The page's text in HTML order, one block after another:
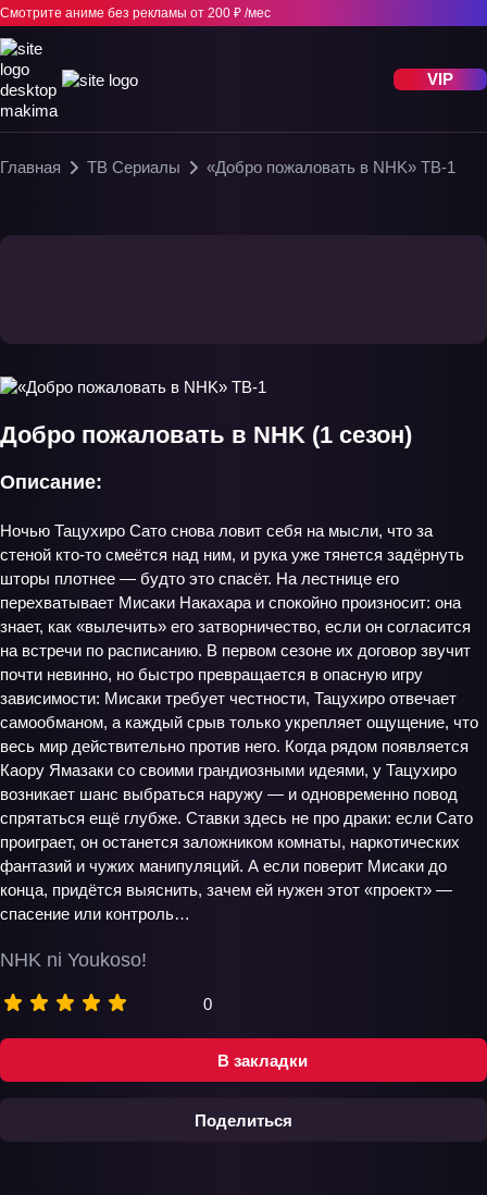
Смотрите аниме без рекламы от 200 ₽ /мес
VIP
Главная ТВ Сериалы «Добро пожаловать в NHK» ТВ-1
В закладки
Поделиться
Добро пожаловать в NHK (1 сезон)
NHK ni Youkoso!
0
Описание:
Ночью Тацухиро Сато снова ловит себя на мысли, что за
стеной кто‑то смеётся над ним, и рука уже тянется задёрнуть
шторы плотнее — будто это спасёт. На лестнице его
перехватывает Мисаки Накахара и спокойно произносит: она
знает, как «вылечить» его затворничество, если он согласится
на встречи по расписанию. В первом сезоне их договор звучит
почти невинно, но быстро превращается в опасную игру
зависимости: Мисаки требует честности, Тацухиро отвечает
самообманом, а каждый срыв только укрепляет ощущение, что
весь мир действительно против него. Когда рядом появляется
Каору Ямазаки со своими грандиозными идеями, у Тацухиро
возникает шанс выбраться наружу — и одновременно повод
спрятаться ещё глубже. Ставки здесь не про драки: если Сато
проиграет, он останется заложником комнаты, наркотических
фантазий и чужих манипуляций. А если поверит Мисаки до
конца, придётся выяснить, зачем ей нужен этот «проект» —
спасение или контроль…